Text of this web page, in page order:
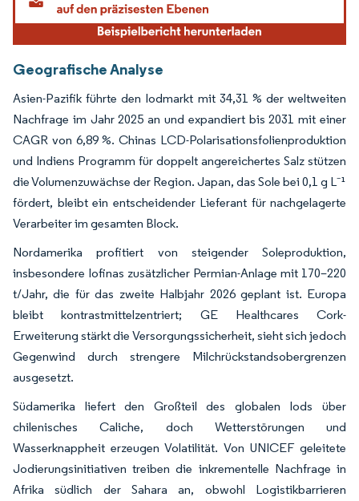
Geografische Analyse
Asien-Pazifik führte den Iodmarkt mit 34,31 % der weltweiten
Nachfrage im Jahr 2025 an und expandiert bis 2031 mit einer
CAGR von 6,89 %. Chinas LCD-Polarisationsfolienproduktion
und Indiens Programm für doppelt angereichertes Salz stützen
die Volumenzuwächse der Region. Japan, das Sole bei 0,1 g L⁻¹
fördert, bleibt ein entscheidender Lieferant für nachgelagerte
Verarbeiter im gesamten Block.
Nordamerika profitiert von steigender Soleproduktion,
insbesondere Iofinas zusätzlicher Permian-Anlage mit 170–220
t/Jahr, die für das zweite Halbjahr 2026 geplant ist. Europa
bleibt kontrastmittelzentriert; GE Healthcares Cork-
Erweiterung stärkt die Versorgungssicherheit, sieht sich jedoch
Gegenwind durch strengere Milchrückstandsobergrenzen
ausgesetzt.
Südamerika liefert den Großteil des globalen Iods über
chilenisches Caliche, doch Wetterstörungen und
Wasserknappheit erzeugen Volatilität. Von UNICEF geleitete
Jodierungsinitiativen treiben die inkrementelle Nachfrage in
Afrika südlich der Sahara an, obwohl Logistikbarrieren